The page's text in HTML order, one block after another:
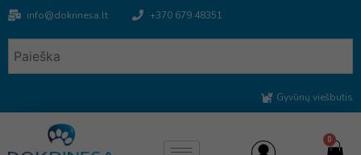
info@dokrinesa.lt +370 679 48351
Gyvūnų viešbutis
0